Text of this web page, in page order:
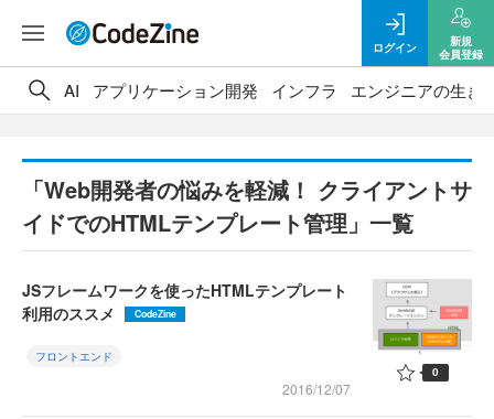
ログイン
新規
会員登録
AI アプリケーション開発 インフラ エンジニアの生き
「Web開発者の悩みを軽減！ クライアントサ
イドでのHTMLテンプレート管理」一覧
JSフレームワークを使ったHTMLテンプレート
利用のススメ
CodeZine
フロントエンド
2016/12/07
0